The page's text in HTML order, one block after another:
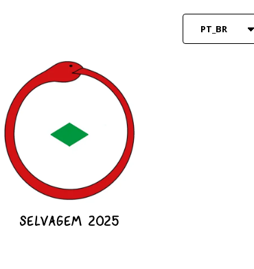
PT_BR
SELVAGEM 2025